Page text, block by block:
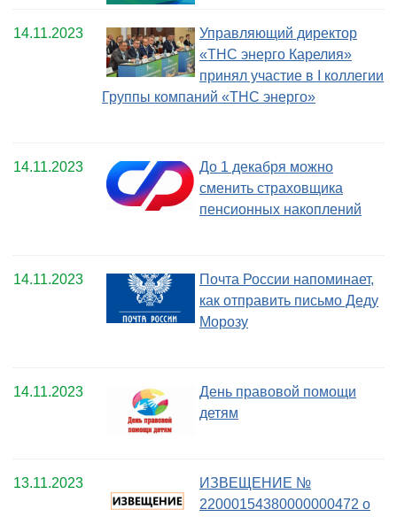
14.11.2023
Управляющий директор
«ТНС энерго Карелия»
принял участие в I коллегии
Группы компаний «ТНС энерго»
14.11.2023
До 1 декабря можно
сменить страховщика
пенсионных накоплений
14.11.2023
Почта России напоминает,
как отправить письмо Деду
Морозу
14.11.2023
День правовой помощи
детям
13.11.2023
ИЗВЕЩЕНИЕ №
22000154380000000472 о